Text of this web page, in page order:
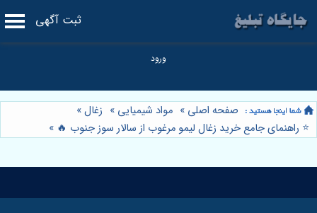
ثبت آگهی
صفحه اصلی » مواد شیمیایی » زغال»
⭐️ راهنمای جامع خرید زغال لیمو مرغوب از سالار سوز جنوب 🔥 »